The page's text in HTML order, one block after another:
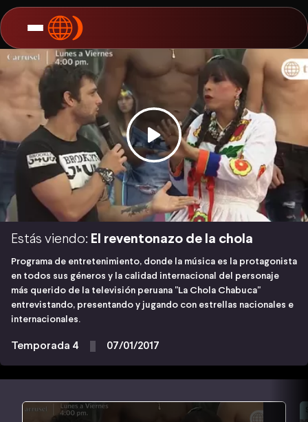
Estás viendo: El reventonazo de la chola
Programa de entretenimiento, donde la música es la protagonista
en todos sus géneros y la calidad internacional del personaje
más querido de la televisión peruana "La Chola Chabuca"
entrevistando, presentando y jugando con estrellas nacionales e
internacionales.
Temporada 4 07/01/2017